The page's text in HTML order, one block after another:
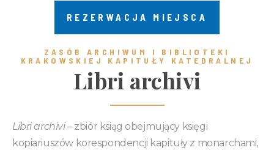
REZERWACJA MIEJSCA
ZASÓB ARCHIWUM I BIBLIOTEKI
KRAKOWSKIEJ KAPITUŁY KATEDRALNEJ ​
Libri archivi
Libri archivi– zbiór ksiąg obejmujący księgi
kopiariuszów korespondencji kapituły z monarchami,